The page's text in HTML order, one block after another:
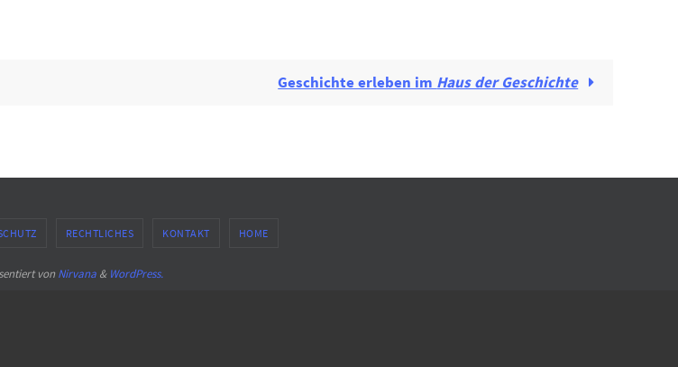
Geschichte erleben im Haus der Geschichte
RECHTLICHES KONTAKT HOME
von Nirvana & WordPress.